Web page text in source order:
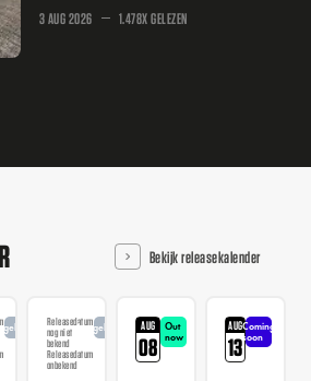
3 AUG 2026 1.478X GELEZEN
Bekijk releasekalender
Releasedatum
nog niet
bekend
Releasedatum
onbekend
Aangekondigd AUG
08
Out
now
AUG
13
Coming
soon